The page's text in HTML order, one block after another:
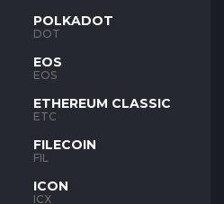
POLKADOT
DOT
EOS
EOS
ETHEREUM CLASSIC
ETC
FILECOIN
FIL
ICON
ICX